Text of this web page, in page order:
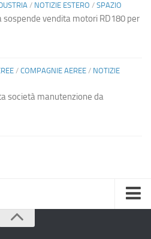
/ NOTIZIE ESTERO / SPAZIO
sospende vendita motori RD180 per
/ COMPAGNIE AEREE / NOTIZIE
società manutenzione da